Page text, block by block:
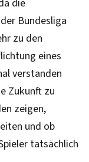
die
Bundesliga
zu den
eines
verstanden
Zukunft zu
zeigen,
und ob
tatsächlich